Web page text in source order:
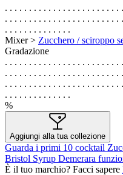
. . . . . . . . . . . . . . . . . . . . . . .
. . . . . . . . . . . . . . . . . . . . . . .
. . . . . . . . . . . . . .
Mixer > Zucchero / sciroppo
Gradazione
. . . . . . . . . . . . . . . . . . . . . . .
. . . . . . . . . . . . . . . . . . . . . . .
. . . . . . . . . . . . . . . . . . . . . . .
. . . . . . . . . . . . . .
%
Aggiungi alla tua collezione
Guarda i primi 10 cocktail
Bristol Syrup Demerara
È il tuo marchio? Facci sapere